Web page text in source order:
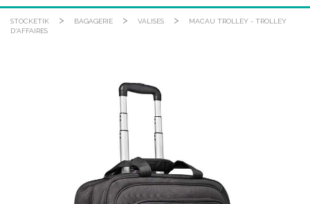
STOCKETIK > BAGAGERIE > VALISES >
MACAU TROLLEY - TROLLEY
D'AFFAIRES